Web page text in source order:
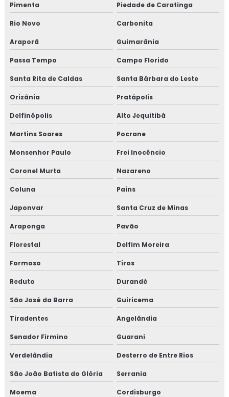
Pimenta Piedade de Caratinga
Rio Novo Carbonita
Araporã Guimarânia
Passa Tempo Campo Florido
Santa Rita de Caldas Santa Bárbara do Leste
Orizânia Pratápolis
Delfinópolis Alto Jequitibá
Martins Soares Pocrane
Monsenhor Paulo Frei Inocêncio
Coronel Murta Nazareno
Coluna Pains
Japonvar Santa Cruz de Minas
Araponga Pavão
Florestal Delfim Moreira
Formoso Tiros
Reduto Durandé
São José da Barra Guiricema
Tiradentes Angelândia
Senador Firmino Guarani
Verdelândia Desterro de Entre Rios
São João Batista do Glória Serrania
Moema Cordisburgo